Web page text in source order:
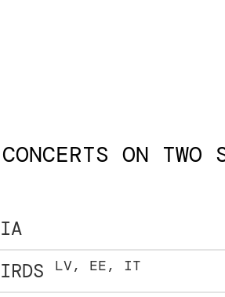
ON TWO
LV, EE, IT